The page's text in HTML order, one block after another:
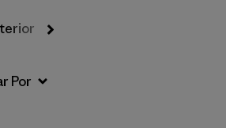
Gorros y Accesorios